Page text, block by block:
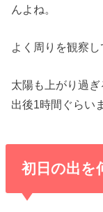
んよね。
よく周りを観察し
太陽も上がり過
出後1時間ぐらい
初日の出を